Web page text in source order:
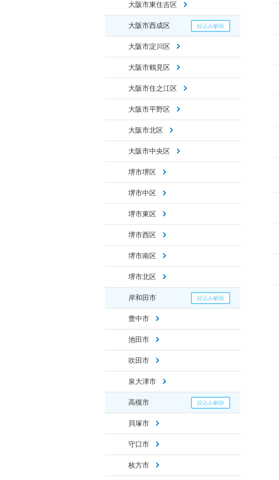
大阪市東住吉区
大阪市西成区
大阪市淀川区
大阪市鶴見区
大阪市住之江区
大阪市平野区
大阪市北区
大阪市中央区
堺市堺区
堺市中区
堺市東区
堺市西区
堺市南区
堺市北区
岸和田市
豊中市
池田市
吹田市
泉大津市
高槻市
貝塚市
守口市
枚方市